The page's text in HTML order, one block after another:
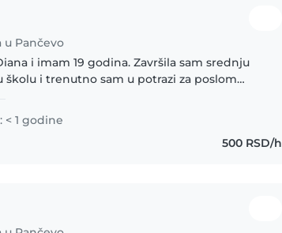
u Pančevo
i imam 19 godina. Završila sam srednju
školu i trenutno sam u potrazi za poslom
< 1 godine
500 RSD/h